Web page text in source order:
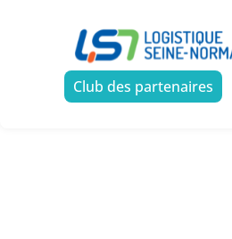
Club des partenaires